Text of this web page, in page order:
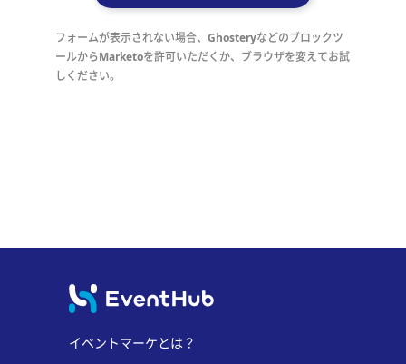
フォームが表示されない場合、Ghosteryなどのブロックツ
ールからMarketoを許可いただくか、ブラウザを変えてお試
しください。
イベントマーケとは？